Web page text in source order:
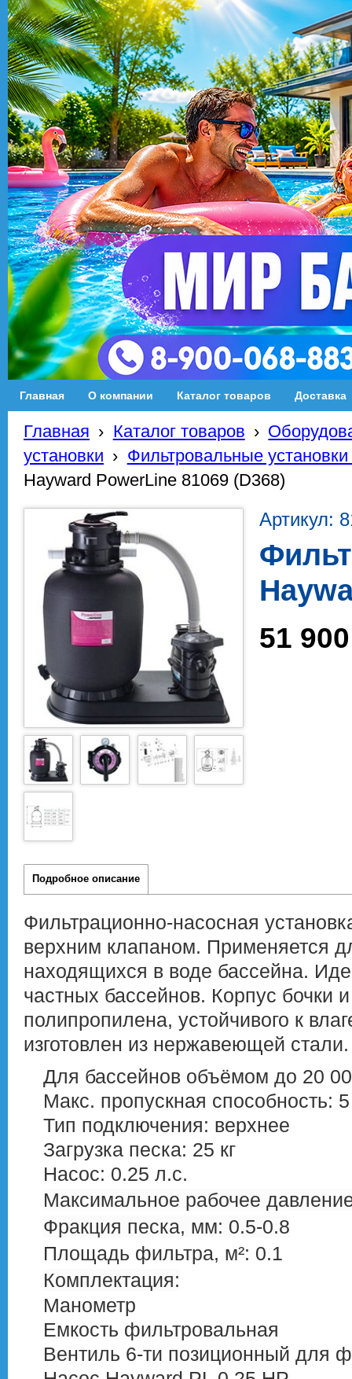
Главная О компании Каталог товаров Доставка
Главная › Каталог товаров ›
установки › Фильтровальные
Hayward PowerLine 81069 (D368)
Артикул:
51 900
Подробное описание
Фильтрационно-насосная
верхним клапаном. Применяется
находящихся в воде бассейна.
частных бассейнов. Корпус бочки
полипропилена, устойчивого к
изготовлен из нержавеющей
Для бассейнов объёмом до 20
Макс. пропускная способность:
Тип подключения: верхнее
Загрузка песка: 25 кг
Насос: 0.25 л.с.
Максимальное рабочее
Фракция песка, мм: 0.5-0.8
Площадь фильтра, м²: 0.1
Комплектация:
Манометр
Емкость фильтровальная
Вентиль 6-ти позиционный для